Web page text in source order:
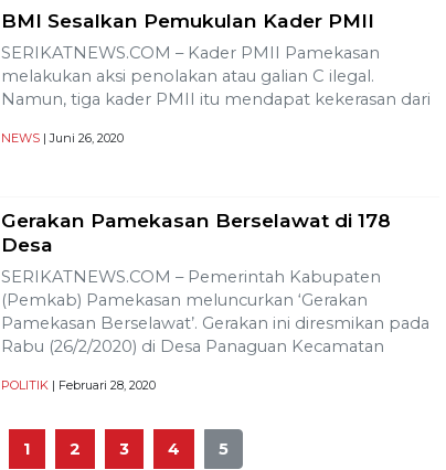
BMI Sesalkan Pemukulan Kader PMII
SERIKATNEWS.COM – Kader PMII Pamekasan
melakukan aksi penolakan atau galian C ilegal.
Namun, tiga kader PMII itu mendapat kekerasan dari
NEWS | Juni 26, 2020
Gerakan Pamekasan Berselawat di 178
Desa
SERIKATNEWS.COM – Pemerintah Kabupaten
(Pemkab) Pamekasan meluncurkan ‘Gerakan
Pamekasan Berselawat’. Gerakan ini diresmikan pada
Rabu (26/2/2020) di Desa Panaguan Kecamatan
POLITIK | Februari 28, 2020
1 2 3 4 5